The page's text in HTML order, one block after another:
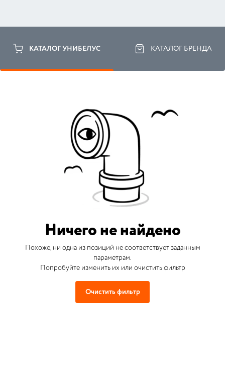
КАТАЛОГ УНИБЕЛУС КАТАЛОГ БРЕНДА
Ничего не найдено
Похоже, ни одна из позиций не соответствует заданным
параметрам.
Попробуйте изменить их или очистить фильтр
Очистить фильтр